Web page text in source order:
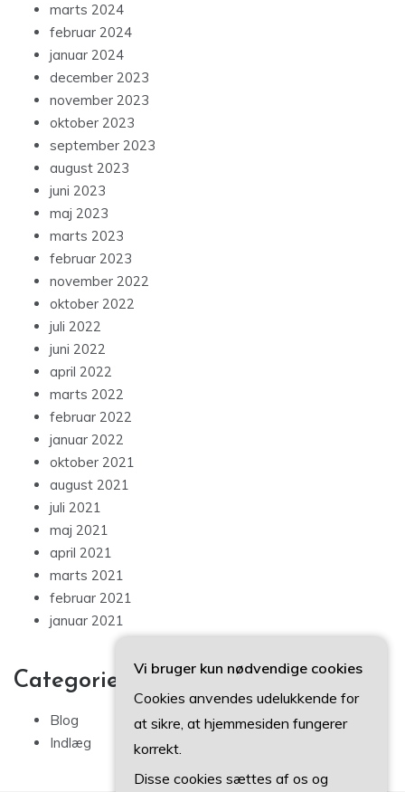
marts 2024
februar 2024
januar 2024
december 2023
november 2023
oktober 2023
september 2023
august 2023
juni 2023
maj 2023
marts 2023
februar 2023
november 2022
oktober 2022
juli 2022
juni 2022
april 2022
marts 2022
februar 2022
januar 2022
oktober 2021
august 2021
juli 2021
maj 2021
april 2021
marts 2021
februar 2021
januar 2021
Categories
Blog
Indlæg
Vi bruger kun nødvendige cookies
Cookies anvendes udelukkende for
at sikre, at hjemmesiden fungerer
korrekt.
Disse cookies sættes af os og